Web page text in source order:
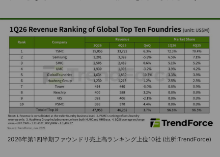
2026年第1四半期ファウンドリ売上高ランキング上位10社 (出所:TrendForce)